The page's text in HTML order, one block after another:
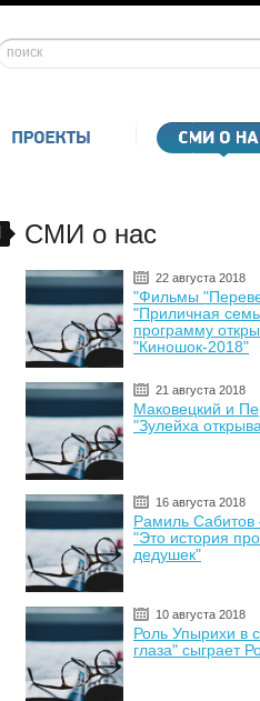
СМИ о нас
22 августа 2018
"Фильмы
"Приличная
программу
"Киношок-2018"
21 августа 2018
Маковецкий и
"Зулейха
16 августа 2018
Рамиль
"Это история
дедушек"
10 августа 2018
Роль Упырихи в
глаза" сыграет